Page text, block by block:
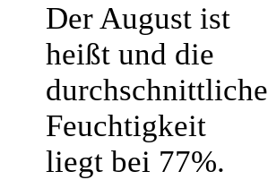
Der August ist
heißt und die
durchschnittliche
Feuchtigkeit
liegt bei 77%.